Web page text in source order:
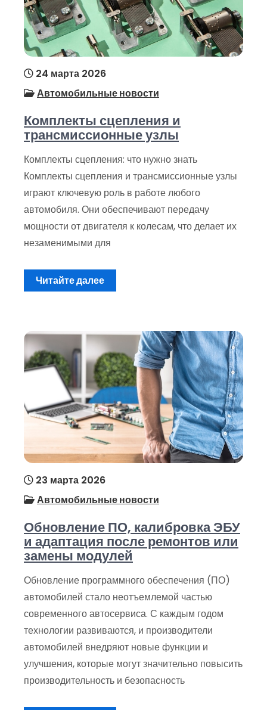
24 марта 2026
Автомобильные новости
Комплекты сцепления и
трансмиссионные узлы
Комплекты сцепления: что нужно знать
Комплекты сцепления и трансмиссионные узлы
играют ключевую роль в работе любого
автомобиля. Они обеспечивают передачу
мощности от двигателя к колесам, что делает их
незаменимыми для
Читайте далее
23 марта 2026
Автомобильные новости
Обновление ПО, калибровка ЭБУ
и адаптация после ремонтов или
замены модулей
Обновление программного обеспечения (ПО)
автомобилей стало неотъемлемой частью
современного автосервиса. С каждым годом
технологии развиваются, и производители
автомобилей внедряют новые функции и
улучшения, которые могут значительно повысить
производительность и безопасность